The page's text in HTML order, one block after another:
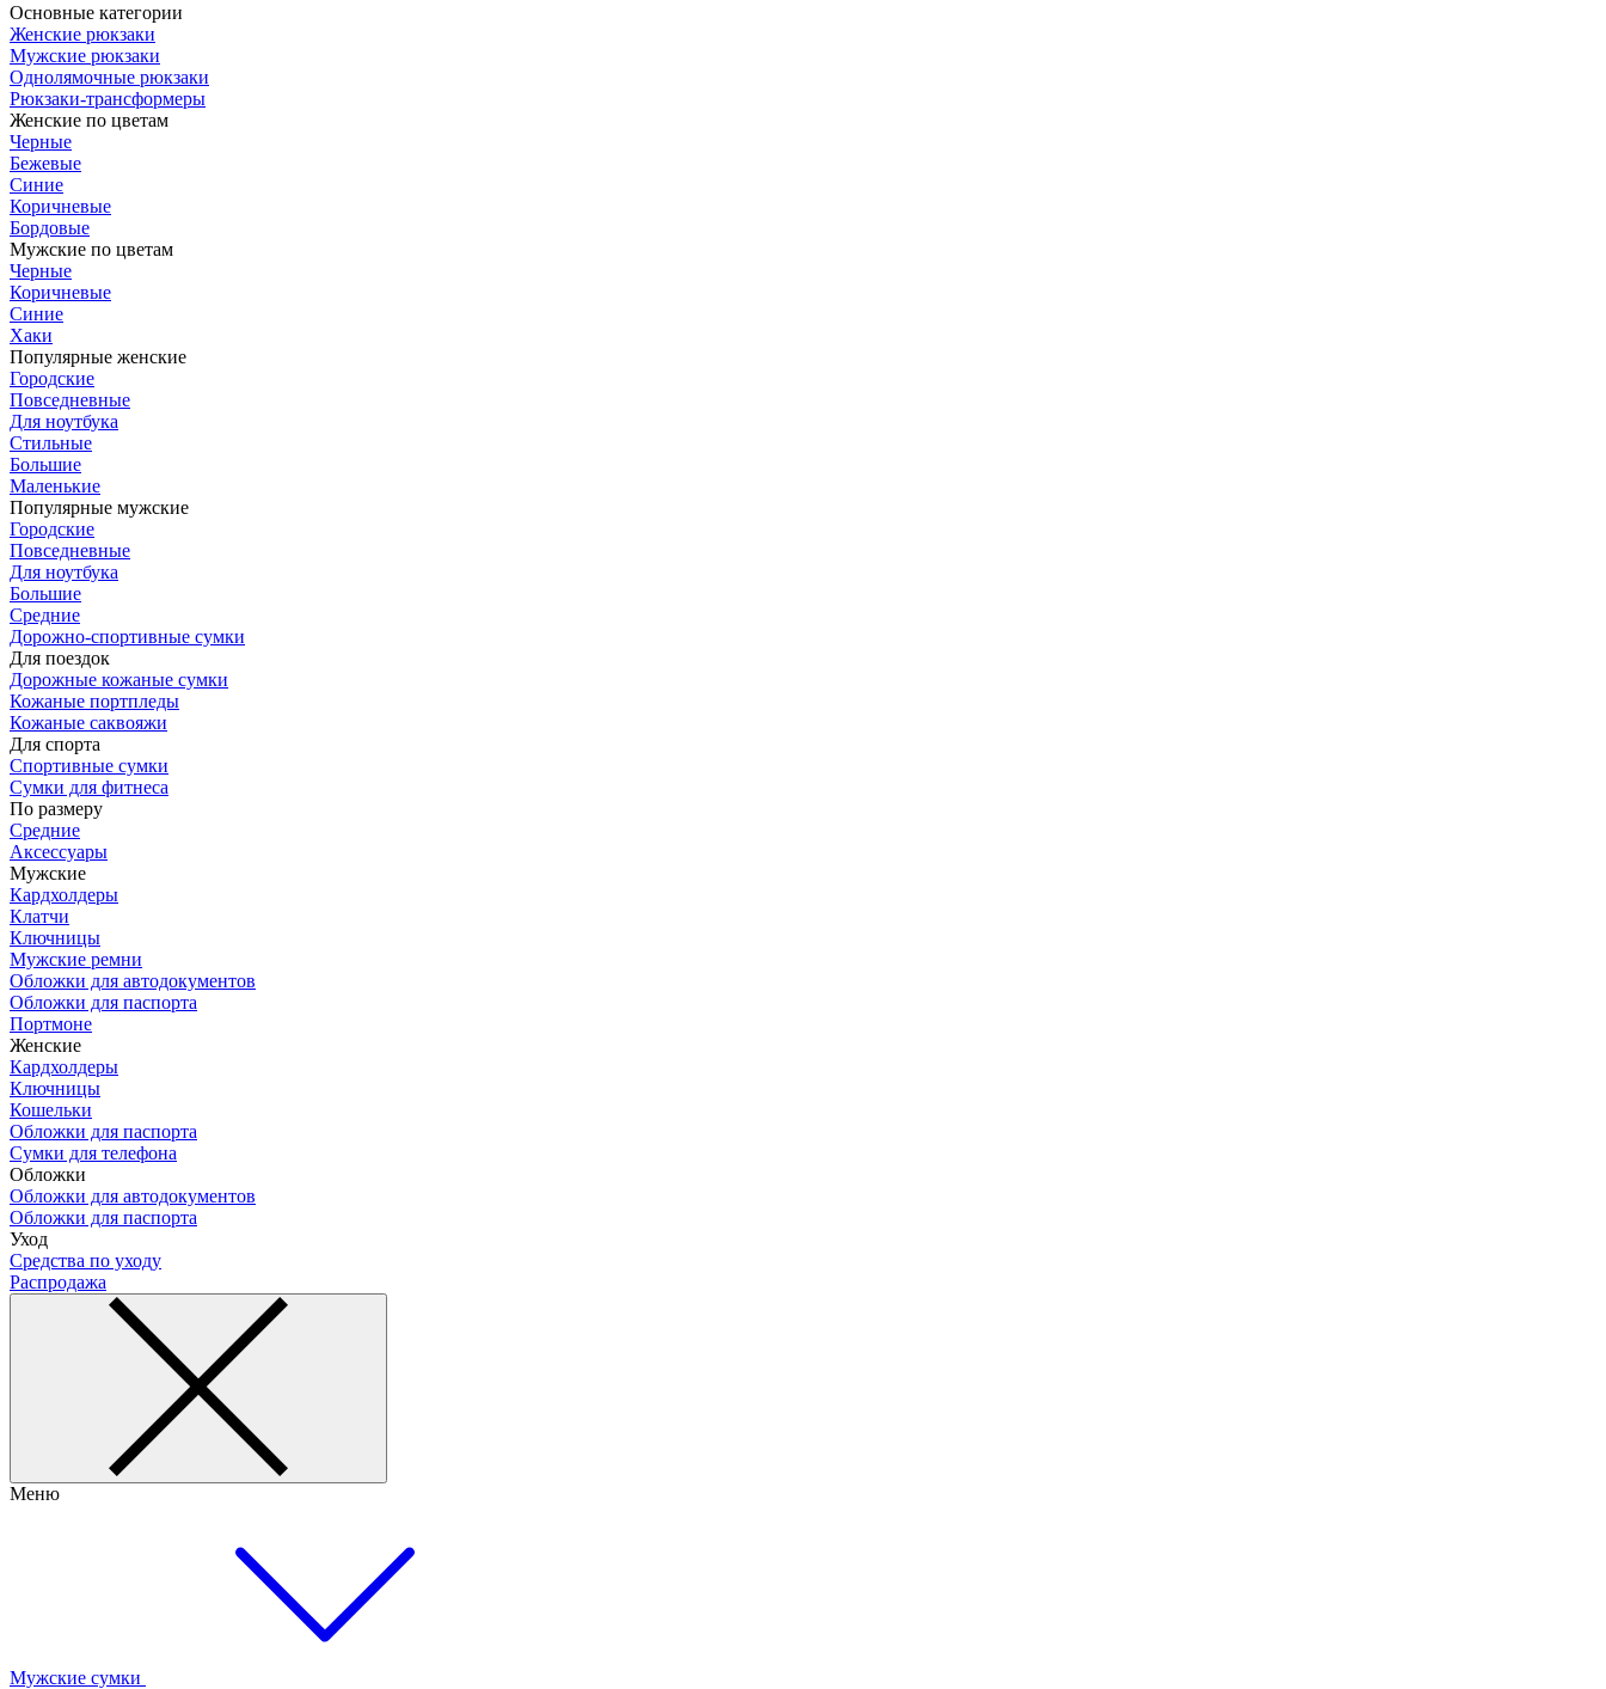
Основные категории
Женские рюкзаки
Мужские рюкзаки
Однолямочные рюкзаки
Рюкзаки-трансформеры
Женские по цветам
Черные
Бежевые
Синие
Коричневые
Бордовые
Мужские по цветам
Черные
Коричневые
Синие
Хаки
Популярные женские
Городские
Повседневные
Для ноутбука
Стильные
Большие
Маленькие
Популярные мужские
Городские
Повседневные
Для ноутбука
Большие
Средние
Дорожно-спортивные сумки
Для поездок
Дорожные кожаные сумки
Кожаные портпледы
Кожаные саквояжи
Для спорта
Спортивные сумки
Сумки для фитнеса
По размеру
Средние
Аксессуары
Мужские
Кардхолдеры
Клатчи
Ключницы
Мужские ремни
Обложки для автодокументов
Обложки для паспорта
Портмоне
Женские
Кардхолдеры
Ключницы
Кошельки
Обложки для паспорта
Сумки для телефона
Обложки
Обложки для автодокументов
Обложки для паспорта
Уход
Средства по уходу
Распродажа
Меню
Мужские сумки